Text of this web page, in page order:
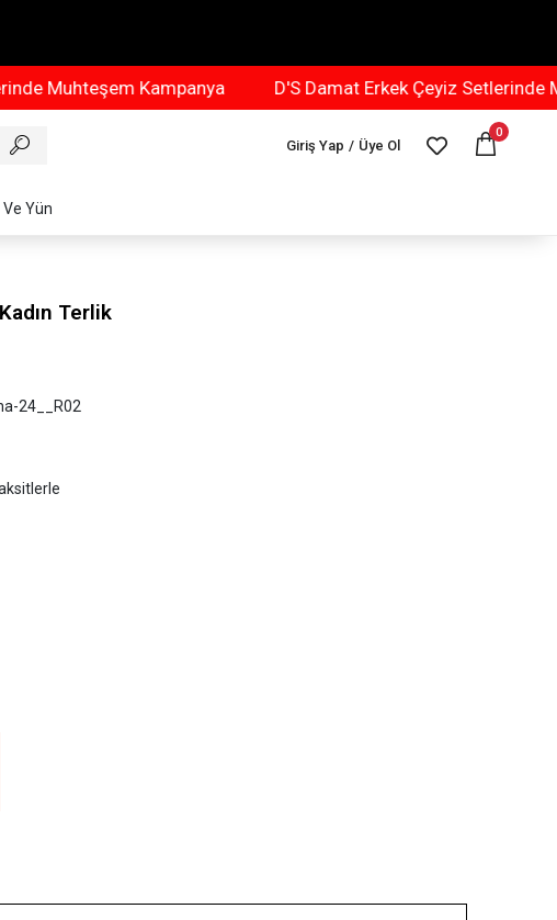
Kampanya D'S Damat Erkek Çeyiz Setlerinde
Giriş Yap / Üye Ol
0
Yün
Terlik
24__R02